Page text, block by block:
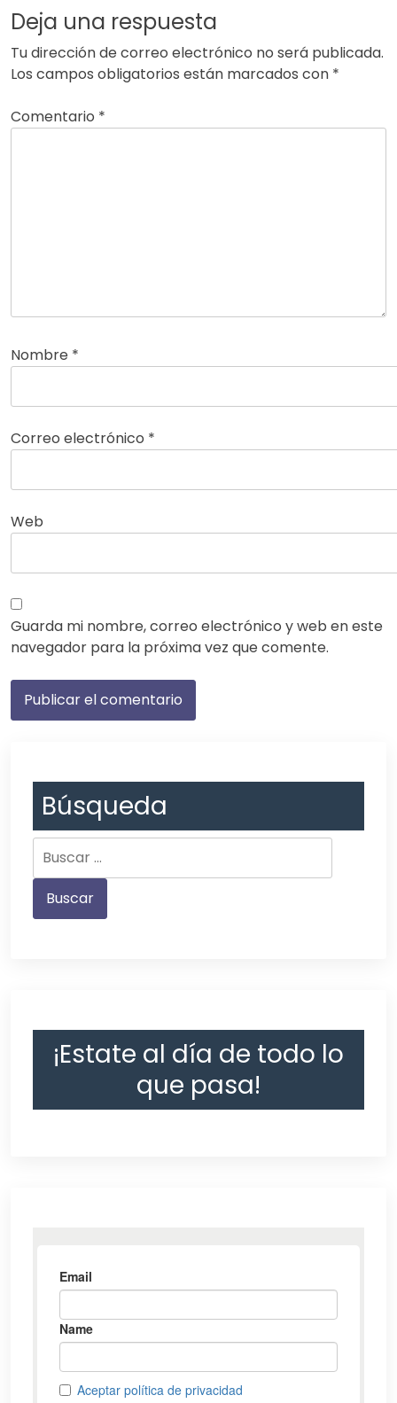
Deja una respuesta
Tu dirección de correo electrónico no será publicada.
Los campos obligatorios están marcados con *
Comentario *
Nombre *
Correo electrónico *
Web
Guarda mi nombre, correo electrónico y web en este
navegador para la próxima vez que comente.
Búsqueda
¡Estate al día de todo lo
que pasa!